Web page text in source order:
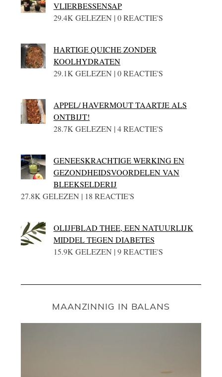
VLIERBESSENSAP
29.4K GELEZEN | 0 REACTIE'S
HARTIGE QUICHE ZONDER
KOOLHYDRATEN
29.1K GELEZEN | 0 REACTIE'S
APPEL/ HAVERMOUT TAARTJE ALS
ONTBIJT!
28.7K GELEZEN | 4 REACTIE'S
GENEESKRACHTIGE WERKING EN
GEZONDHEIDSVOORDELEN VAN
BLEEKSELDERIJ
27.8K GELEZEN | 18 REACTIE'S
OLIJFBLAD THEE, EEN NATUURLIJK
MIDDEL TEGEN DIABETES
15.9K GELEZEN | 9 REACTIE'S
MAANZINNIG IN BALANS